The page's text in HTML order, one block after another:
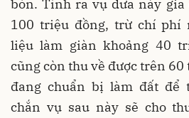
bón. Tính ra vụ dưa này
100 triệu đồng, trừ chí phí
liệu làm giàn khoảng 40
cũng còn thu về được trên
đang chuẩn bị làm đất để
chắn vụ sau này sẽ cho